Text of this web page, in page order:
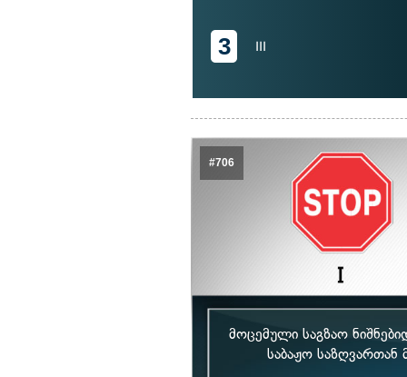
3 III
#706
მოცემული საგზაო
საბაჟო